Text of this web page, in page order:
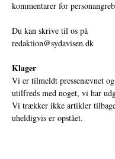
kommentarer for
Du kan skrive til os på
redaktion@sydavisen.dk
Klager
Vi er tilmeldt pressenævnet
utilfreds med noget, vi har
Vi trækker ikke artikler
uheldigvis er opstået.